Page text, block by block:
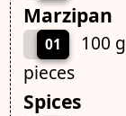
Marzipan
01
100
pieces
Spices